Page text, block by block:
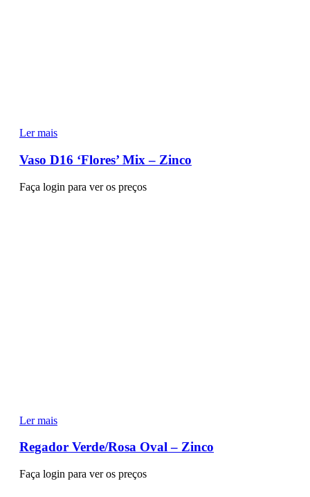
Ler mais
Vaso D16 ‘Flores’ Mix – Zinco
Faça login para ver os preços
Ler mais
Regador Verde/Rosa Oval – Zinco
Faça login para ver os preços